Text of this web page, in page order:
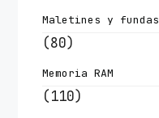
Maletines y fundas
(80)
Memoria RAM
(110)